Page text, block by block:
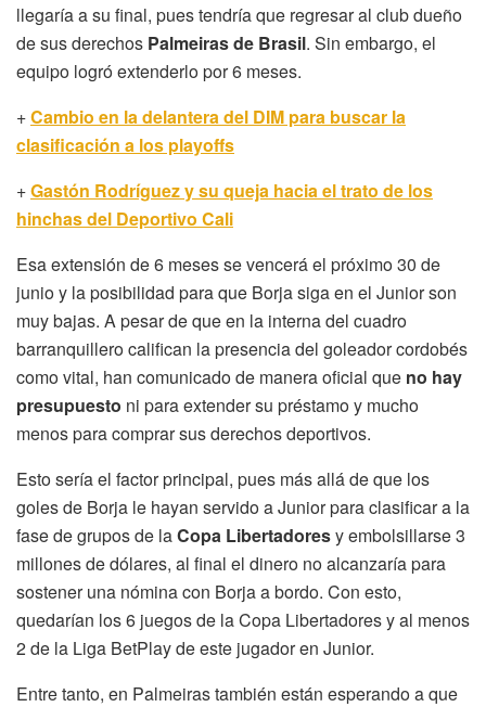
llegaría a su final, pues tendría que regresar al club dueño
de sus derechos Palmeiras de Brasil. Sin embargo, el
equipo logró extenderlo por 6 meses.
+Cambio en la delantera del DIM para buscar la
clasificación a los playoffs
+Gastón Rodríguez y su queja hacia el trato de los
hinchas del Deportivo Cali
Esa extensión de 6 meses se vencerá el próximo 30 de
junio y la posibilidad para que Borja siga en el Junior son
muy bajas. A pesar de que en la interna del cuadro
barranquillero califican la presencia del goleador cordobés
como vital, han comunicado de manera oficial que no hay
presupuesto ni para extender su préstamo y mucho
menos para comprar sus derechos deportivos.
Esto sería el factor principal, pues más allá de que los
goles de Borja le hayan servido a Junior para clasificar a la
fase de grupos de laCopa Libertadoresy embolsillarse 3
millones de dólares, al final el dinero no alcanzaría para
sostener una nómina con Borja a bordo. Con esto,
quedarían los 6 juegos de la Copa Libertadores y al menos
2 de la Liga BetPlay de este jugador en Junior.
Entre tanto, en Palmeiras también están esperando a que